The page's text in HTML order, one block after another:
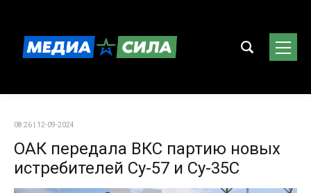
08:26 | 12-09-2024
ОАК передала ВКС партию новых
истребителей Су-57 и Су-35С